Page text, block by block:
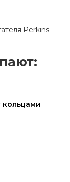
Perkins
кольцами